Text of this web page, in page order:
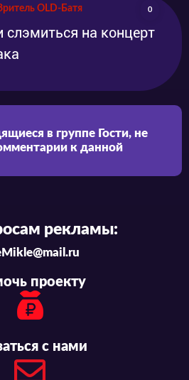
OLD-Батя 0
слэмиться на концерт
в группе Гости, не
к данной
рекламы:
проекту
с нами